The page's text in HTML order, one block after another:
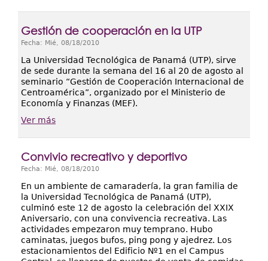
Gestión de cooperación en la UTP
Fecha: Mié, 08/18/2010
La Universidad Tecnológica de Panamá (UTP), sirve
de sede durante la semana del 16 al 20 de agosto al
seminario “Gestión de Cooperación Internacional de
Centroamérica”, organizado por el Ministerio de
Economía y Finanzas (MEF).
Ver más
Convivio recreativo y deportivo
Fecha: Mié, 08/18/2010
En un ambiente de camaradería, la gran familia de
la Universidad Tecnológica de Panamá (UTP),
culminó este 12 de agosto la celebración del XXIX
Aniversario, con una convivencia recreativa. Las
actividades empezaron muy temprano. Hubo
caminatas, juegos bufos, ping pong y ajedrez. Los
estacionamientos del Edificio Nº1 en el Campus